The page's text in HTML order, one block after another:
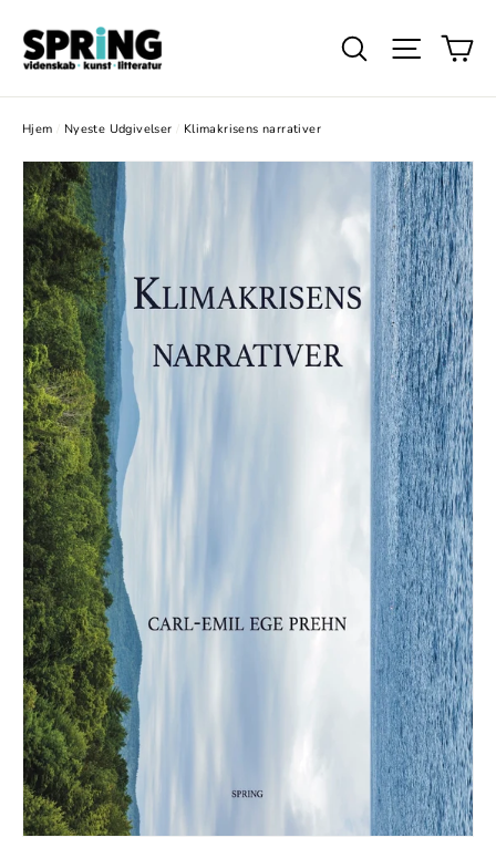
videre
indhold
Søg
Hjem / Nyeste Udgivelser / Klimakrisens narrativer